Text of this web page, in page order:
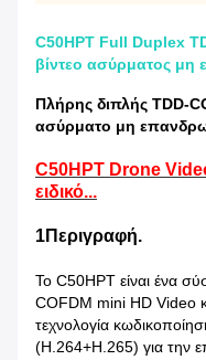
C50HPT Full Duplex
βίντεο ασύρματος
Πλήρης διπλής TDD-
ασύρματο μη
C50HPT Drone
ειδικό...
1Περιγραφή.
Το C50HPT είναι ένα
COFDM mini HD Video
τεχνολογία
(H.264+H.265) για την